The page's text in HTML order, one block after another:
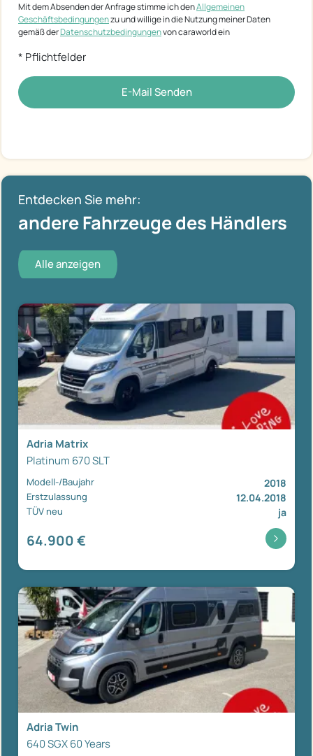
Mit dem Absenden der Anfrage stimme ich denAllgemeinen
Geschäftsbedingungenzu und willige in die Nutzung meiner Daten
gemäß derDatenschutzbedingungenvon caraworld ein
* Pflichtfelder
E-Mail Senden
Entdecken Sie mehr:
andere Fahrzeuge des Händlers
Alle anzeigen
Adria Matrix
Platinum 670 SLT
Modell-/Baujahr 2018
Erstzulassung 12.04.2018
TÜV neu ja
64.900 €
Adria Twin
640 SGX 60 Years